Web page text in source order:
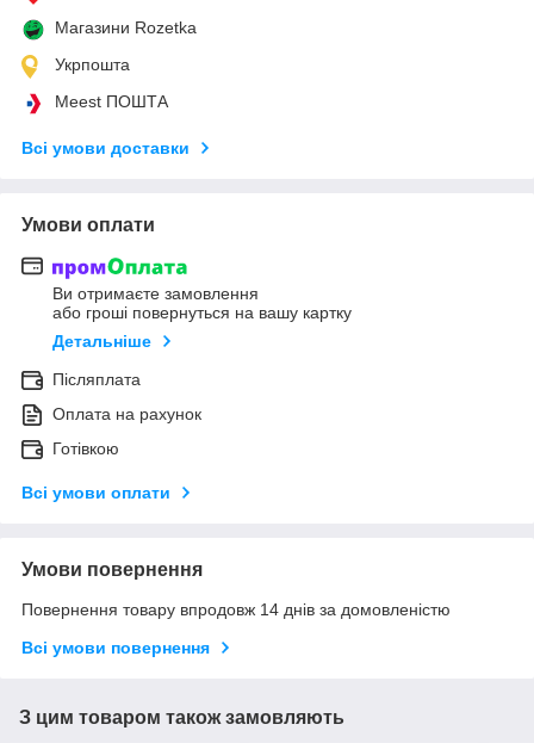
Магазини Rozetka
Укрпошта
Meest ПОШТА
Всі умови доставки
Умови оплати
Ви отримаєте замовлення
або гроші повернуться на вашу картку
Детальніше
Післяплата
Оплата на рахунок
Готівкою
Всі умови оплати
Умови повернення
Повернення товару впродовж 14 днів за домовленістю
Всі умови повернення
З цим товаром також замовляють